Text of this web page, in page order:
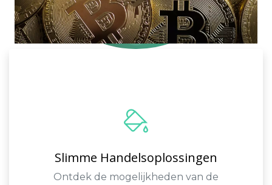
Slimme Handelsoplossingen
Ontdek de mogelijkheden van de